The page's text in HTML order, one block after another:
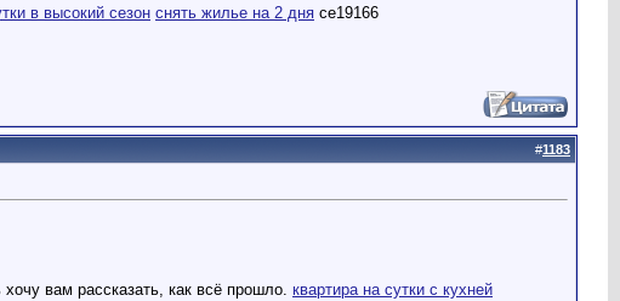
в высокий сезон снять жилье на 2 дня ce19166
#1183
вам рассказать, как всё прошло. квартира на сутки с кухней